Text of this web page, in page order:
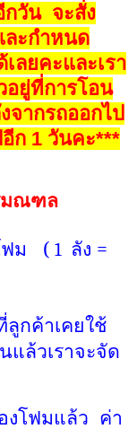
กวัน จะสั่ง
ะกำหนด
ลยคะและเรา
อยู่ที่การโอน
ากรถออกไป
ก 1 วันคะ***
มณฑล
ม ( 1 ลัง =
กค้าเคยใช้
แล้วเราจะจัด
งโฟมแล้ว ค่า